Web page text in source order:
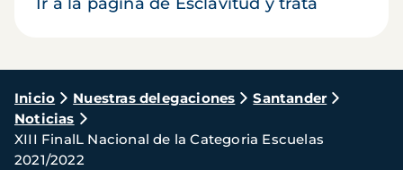
Ruta
de
navegación
Inicio Nuestras delegaciones
Santander
Noticias
XIII FinalL Nacional de la Categoria Escuelas
2021/2022